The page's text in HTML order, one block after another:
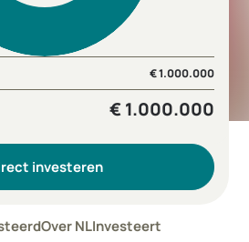
€ 1.000.000
€ 1.000.000
investeren
Over NLInvesteert